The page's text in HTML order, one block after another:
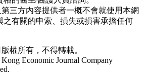
三方內容提供者一概不會就使用本網
之有關的申索、損失或損害承擔任何
權所有，不得轉載。
Economic Journal Company